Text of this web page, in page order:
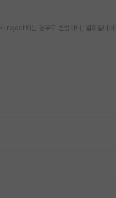
되는 경우도 빈번하니, 일희일비하